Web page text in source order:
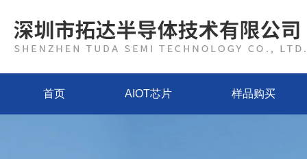
首页 AIOT芯片 样品购买